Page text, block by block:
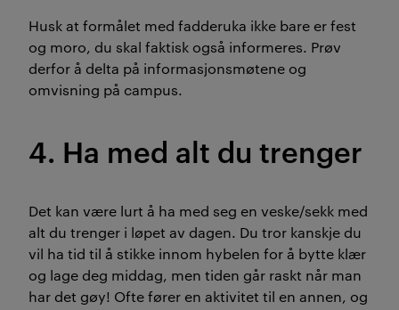
Husk at formålet med fadderuka ikke bare er fest
og moro, du skal faktisk også informeres. Prøv
derfor å delta på informasjonsmøtene og
omvisning på campus.
4. Ha med alt du trenger
Det kan være lurt å ha med seg en veske/sekk med
alt du trenger i løpet av dagen. Du tror kanskje du
vil ha tid til å stikke innom hybelen for å bytte klær
og lage deg middag, men tiden går raskt når man
har det gøy! Ofte fører en aktivitet til en annen, og